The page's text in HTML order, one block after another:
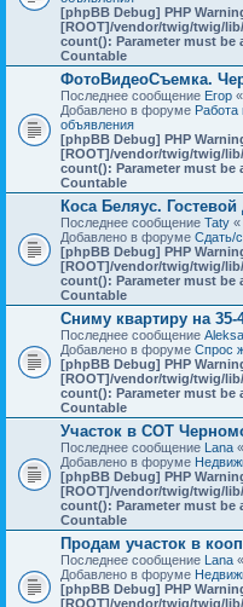
[phpBB Debug] PHP
[ROOT]/vendor/twig/twig/
count(): Parameter must be
Countable
ФотоВидеоСъемка.
Последнее сообщение Егор «
Добавлено в форуме Работа
объявления
[phpBB Debug] PHP
[ROOT]/vendor/twig/twig/
count(): Parameter must be
Countable
Коса Беляус.
Последнее сообщение Taty «
Добавлено в форуме Сдать/
[phpBB Debug] PHP
[ROOT]/vendor/twig/twig/
count(): Parameter must be
Countable
Сниму квартиру на 35-
Последнее сообщение
Добавлено в форуме Спрос
[phpBB Debug] PHP
[ROOT]/vendor/twig/twig/
count(): Parameter must be
Countable
Участок в СОТ
Последнее сообщение Lana «
Добавлено в форуме
[phpBB Debug] PHP
[ROOT]/vendor/twig/twig/
count(): Parameter must be
Countable
Продам участок в
Последнее сообщение Lana «
Добавлено в форуме
[phpBB Debug] PHP
[ROOT]/vendor/twig/twig/